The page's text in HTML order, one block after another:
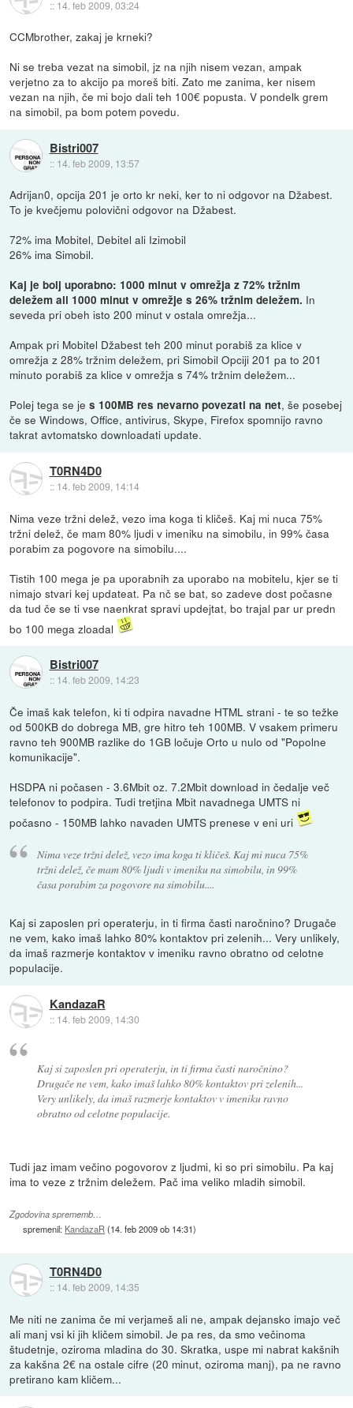
:: 14. feb 2009, 03:24
CCMbrother, zakaj je krneki?
Ni se treba vezat na simobil, jz na njih nisem vezan, ampak
verjetno za to akcijo pa moreš biti. Zato me zanima, ker nisem
vezan na njih, če mi bojo dali teh 100€ popusta. V pondelk grem
na simobil, pa bom potem povedu.
Bistri007
:: 14. feb 2009, 13:57
Adrijan0, opcija 201 je orto kr neki, ker to ni odgovor na Džabest.
To je kvečjemu polovični odgovor na Džabest.
72% ima Mobitel, Debitel ali Izimobil
26% ima Simobil.
Kaj je bolj uporabno: 1000 minut v omrežja z 72% tržnim
deležem ali 1000 minut v omrežje s 26% tržnim deležem. In
seveda pri obeh isto 200 minut v ostala omrežja...
Ampak pri Mobitel Džabest teh 200 minut porabiš za klice v
omrežja z 28% tržnim deležem, pri Simobil Opciji 201 pa to 201
minuto porabiš za klice v omrežja s 74% tržnim deležem...
Polej tega se jes 100MB res nevarno povezati na net, še posebej
če se Windows, Office, antivirus, Skype, Firefox spomnijo ravno
takrat avtomatsko downloadati update.
T0RN4D0
:: 14. feb 2009, 14:14
Nima veze tržni delež, vezo ima koga ti kličeš. Kaj mi nuca 75%
tržni delež, če mam 80% ljudi v imeniku na simobilu, in 99% časa
porabim za pogovore na simobilu....
Tistih 100 mega je pa uporabnih za uporabo na mobitelu, kjer se ti
nimajo stvari kej updateat. Pa nč se bat, so zadeve dost počasne
da tud če se ti vse naenkrat spravi updejtat, bo trajal par ur predn
bo 100 mega zloadal
Bistri007
:: 14. feb 2009, 14:23
Če imaš kak telefon, ki ti odpira navadne HTML strani - te so težke
od 500KB do dobrega MB, gre hitro teh 100MB. V vsakem primeru
ravno teh 900MB razlike do 1GB ločuje Orto u nulo od "Popolne
komunikacije".
HSDPA ni počasen - 3.6Mbit oz. 7.2Mbit download in čedalje več
telefonov to podpira. Tudi tretjina Mbit navadnega UMTS ni
počasno - 150MB lahko navaden UMTS prenese v eni uri
Nima veze tržni delež, vezo ima koga ti kličeš. Kaj mi nuca 75%
tržni delež, če mam 80% ljudi v imeniku na simobilu, in 99%
časa porabim za pogovore na simobilu....
Kaj si zaposlen pri operaterju, in ti firma časti naročnino? Drugače
ne vem, kako imaš lahko 80% kontaktov pri zelenih... Very unlikely,
da imaš razmerje kontaktov v imeniku ravno obratno od celotne
populacije.
KandazaR
:: 14. feb 2009, 14:30
Kaj si zaposlen pri operaterju, in ti firma časti naročnino?
Drugače ne vem, kako imaš lahko 80% kontaktov pri zelenih...
Very unlikely, da imaš razmerje kontaktov v imeniku ravno
obratno od celotne populacije.
Tudi jaz imam večino pogovorov z ljudmi, ki so pri simobilu. Pa kaj
ima to veze z tržnim deležem. Pač ima veliko mladih simobil.
Zgodovina sprememb…
spremenil: KandazaR (14. feb 2009 ob 14:31)
T0RN4D0
:: 14. feb 2009, 14:35
Me niti ne zanima če mi verjameš ali ne, ampak dejansko imajo več
ali manj vsi ki jih kličem simobil. Je pa res, da smo večinoma
študetnje, oziroma mladina do 30. Skratka, uspe mi nabrat kakšnih
za kakšna 2€ na ostale cifre (20 minut, oziroma manj), pa ne ravno
pretirano kam kličem...